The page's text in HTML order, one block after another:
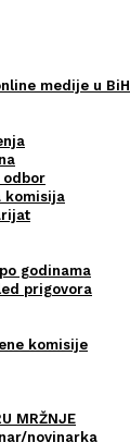
medije u BiH
odbor
komisija
godinama
prigovora
komisije
MRŽNJE
novinarka